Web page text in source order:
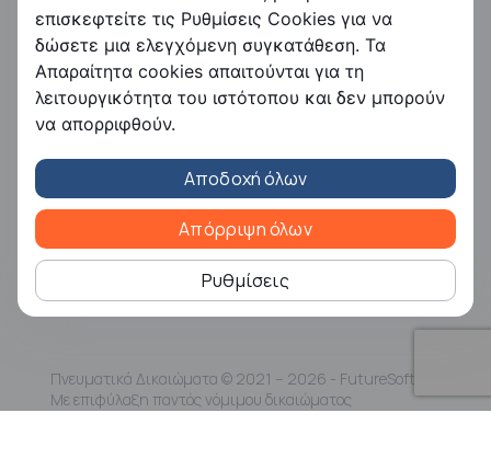
FS Payroll
FS Timer
FS Ergani
Εταιρεία
Η Free Futuresoft
Ευκαιρίες καριέρας
Εταιρική Κοινωνική Ευθύνη
Πνευματικά Δικαιώματα © 2021 – 2026 - FutureSoft |
Με επιφύλαξη παντός νόμιμου δικαιώματος
επισκεφτείτε τις Ρυθμίσεις Cookies για να
δώσετε μια ελεγχόμενη συγκατάθεση. Τα
Απαραίτητα cookies απαιτούνται για τη
λειτουργικότητα του ιστότοπου και δεν μπορούν
να απορριφθούν.
Αποδοχή όλων
Απόρριψη όλων
Ρυθμίσεις